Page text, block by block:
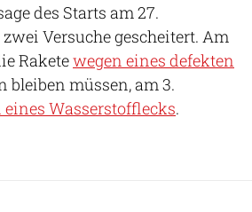
des Starts am 27.
Versuche gescheitert. Am
Raketewegen eines defekten
bleiben müssen, am 3.
eines Wasserstofflecks.